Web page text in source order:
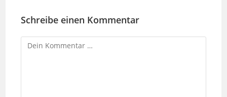
Schreibe einen Kommentar
Kommentar